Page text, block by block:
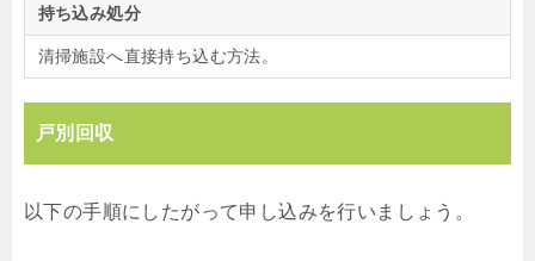
持ち込み処分
清掃施設へ直接持ち込む方法。
戸別回収
以下の手順にしたがって申し込みを行いましょう。